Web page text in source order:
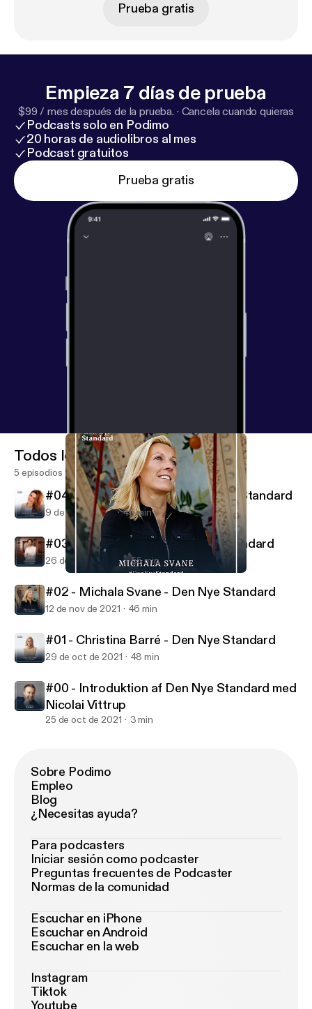
Prueba gratis
Empieza 7 días de prueba
$99 / mes después de la prueba. · Cancela cuando quieras
Podcasts solo en Podimo
20 horas de audiolibros al mes
Podcast gratuitos
Prueba gratis
Den Nye Standard
Todos los episodios
5 episodios
#04 - Ditte Julie Jensen - Den Nye Standard
9 de dic de 2021 46 min
#03 - Nikolaj Koppel - Den Nye Standard
26 de nov de 2021 55 min
#02 - Michala Svane - Den Nye Standard
12 de nov de 2021 46 min
#01 - Christina Barré - Den Nye Standard
29 de oct de 2021 48 min
#00 - Introduktion af Den Nye Standard med
Nicolai Vittrup
25 de oct de 2021 3 min
Sobre Podimo
Empleo
Blog
¿Necesitas ayuda?
Para podcasters
Iniciar sesión como podcaster
Preguntas frecuentes de Podcaster
Normas de la comunidad
Escuchar en iPhone
Escuchar en Android
Escuchar en la web
Instagram
Tiktok
Youtube